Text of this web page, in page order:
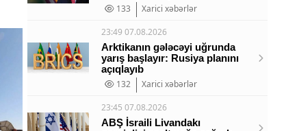
133
Xarici xəbərlər
23:49 07.08.2026
Arktikanın gələcəyi uğrunda
yarış başlayır: Rusiya planını
açıqlayıb
132
Xarici xəbərlər
23:45 07.08.2026
ABŞ İsraili Livandakı